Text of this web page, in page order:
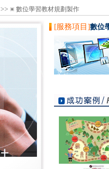
>> 數位學習教材規劃製作
[服務項目]數位